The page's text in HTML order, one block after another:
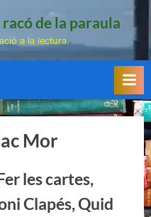
de la paraula
a la lectura.
Mor
les cartes,
Clapés, Quid